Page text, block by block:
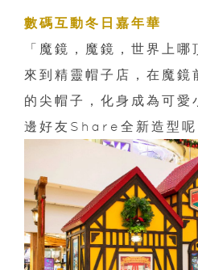
數碼互動冬日嘉年華
「魔鏡，魔鏡，世界上哪
來到精靈帽子店，在魔鏡
的尖帽子，化身成為可愛
邊好友Share全新造型呢